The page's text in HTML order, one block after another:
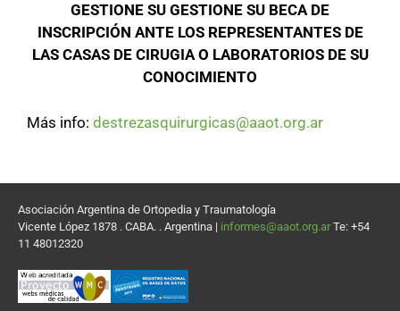
GESTIONE SU GESTIONE SU BECA DE
INSCRIPCIÓN ANTE LOS REPRESENTANTES DE
LAS CASAS DE CIRUGIA O LABORATORIOS DE SU
CONOCIMIENTO
Más info: destrezasquirurgicas@aaot.org.ar
Asociación Argentina de Ortopedia y Traumatología
Vicente López 1878 . CABA. . Argentina | informes@aaot.org.ar Te: +54
11 48012320